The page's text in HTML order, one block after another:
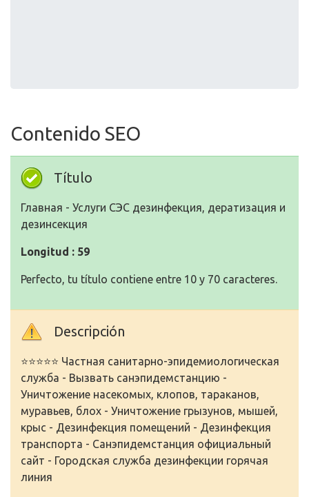
Contenido SEO
Título
Главная - Услуги СЭС дезинфекция, дератизация и
дезинсекция
Longitud : 59
Perfecto, tu título contiene entre 10 y 70 caracteres.
Descripción
⭐⭐⭐⭐⭐ Частная санитарно-эпидемиологическая
служба - Вызвать санэпидемстанцию -
Уничтожение насекомых, клопов, тараканов,
муравьев, блох - Уничтожение грызунов, мышей,
крыс - Дезинфекция помещений - Дезинфекция
транспорта - Санэпидемстанция официальный
сайт - Городская служба дезинфекции горячая
линия